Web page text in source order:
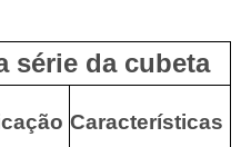
série da cubeta
Características